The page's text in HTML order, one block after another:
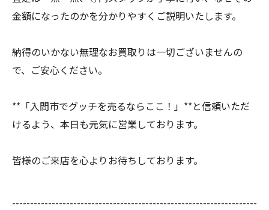
金額になったのかを分かりやすくご説明いたします。
納得のいかない無理なお買取りは一切ございませんの
で、ご安心ください。
**「入間市でグッチを売るならここ！」**と信頼いただ
けるよう、本日も元気に営業しております。
皆様のご来店を心よりお待ちしております。
--------------------------------------------------------------------